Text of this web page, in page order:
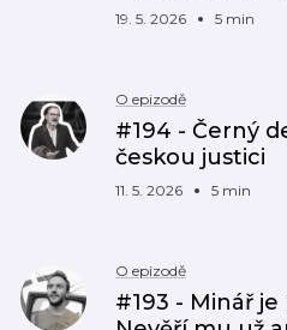
19. 5. 2026 5 min
O epizodě
#194 - Černý
českou justici
11. 5. 2026 5 min
O epizodě
#193 - Minář